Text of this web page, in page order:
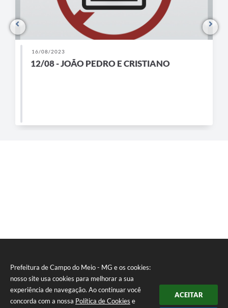
Prefeitura de Campo do Meio - MG e os cookies:
nosso site usa cookies para melhorar a sua
experiência de navegação. Ao continuar você
concorda com a nossa Política de Cookies e
ACEITAR
16/08/2023
12/08 - JOÃO PEDRO E CRISTIANO